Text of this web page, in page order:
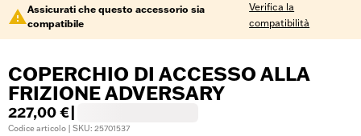
Assicurati che questo accessorio sia
compatibile
Verifica la
compatibilità
COPERCHIO DI ACCESSO ALLA
FRIZIONE ADVERSARY
227,00 €
Codice articolo | SKU: 25701537